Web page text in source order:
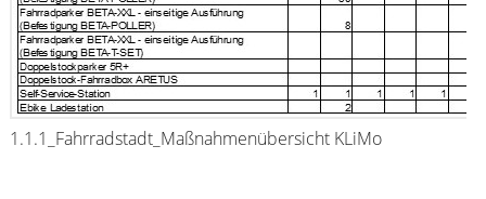
1.1.1_Fahrradstadt_Maßnahmenübersicht KLiMo